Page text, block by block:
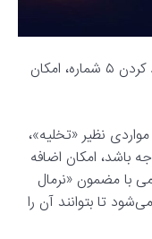
طبق اعلام، مشترکان همراه اولی پس از وارد کردن ۵ شماره، امکان
مقصد با مواردی نظیر «تخلیه»،
باشد، امکان اضافه
با مضمون «نرمال
تا بتوانند آن را